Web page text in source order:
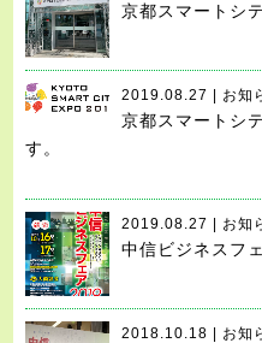
京都スマートシ
2019.08.27 | お知
京都スマートシ
す。
2019.08.27 | お知
中信ビジネスフ
2018.10.18 | お知